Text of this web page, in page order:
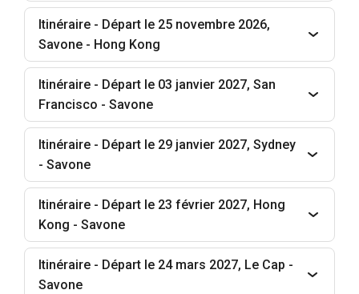
Itinéraire - Départ le 25 novembre 2026,
Savone - Hong Kong
Itinéraire - Départ le 03 janvier 2027, San
Francisco - Savone
Itinéraire - Départ le 29 janvier 2027, Sydney
- Savone
Itinéraire - Départ le 23 février 2027, Hong
Kong - Savone
Itinéraire - Départ le 24 mars 2027, Le Cap -
Savone